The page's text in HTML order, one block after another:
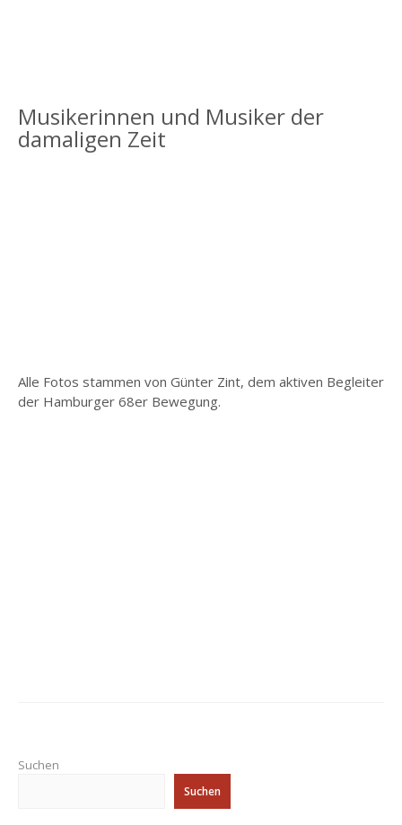
Musikerinnen und Musiker der
damaligen Zeit
Alle Fotos stammen von Günter Zint, dem aktiven Begleiter
der Hamburger 68er Bewegung.
Suchen
Suchen